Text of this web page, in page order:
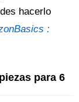
hacerlo
:
para 6